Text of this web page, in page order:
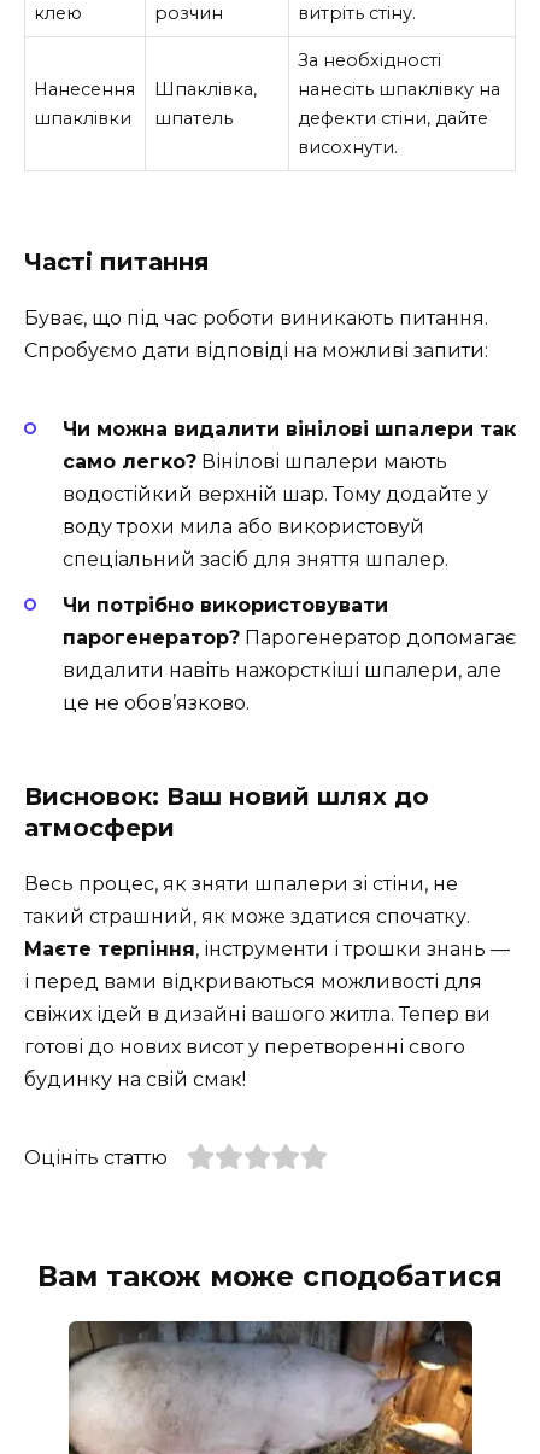
клею
розчин
витріть стіну.
Нанесення
шпаклівки
Шпаклівка,
шпатель
За необхідності
нанесіть шпаклівку на
дефекти стіни, дайте
висохнути.
Часті питання
Буває, що під час роботи виникають питання.
Спробуємо дати відповіді на можливі запити:
Чи можна видалити вінілові шпалери так
само легко? Вінілові шпалери мають
водостійкий верхній шар. Тому додайте у
воду трохи мила або використовуй
спеціальний засіб для зняття шпалер.
Чи потрібно використовувати
парогенератор? Парогенератор допомагає
видалити навіть нажорсткіші шпалери, але
це не обов’язково.
Висновок: Ваш новий шлях до
атмосфери
Весь процес, як зняти шпалери зі стіни, не
такий страшний, як може здатися спочатку.
Маєте терпіння, інструменти і трошки знань —
і перед вами відкриваються можливості для
свіжих ідей в дизайні вашого житла. Тепер ви
готові до нових висот у перетворенні свого
будинку на свій смак!
Оцініть статтю
Вам також може сподобатися